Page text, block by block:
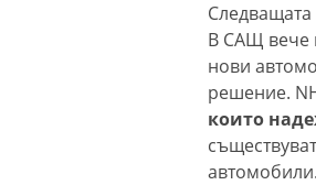
Следващата
В САЩ вече
нови
решение.
които
автомобили.